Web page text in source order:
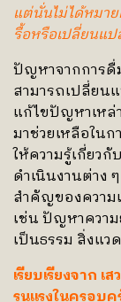
แต่นั่นไม่ได้หมา
รื้อหรือเปลี่ยนแป
ปัญหาจากการ
สามารถเปลี่ยน
แก้ไขปัญหาเหล่
มาช่วยเหลือใน
ให้ความรู้เกี่ยว
ดำเนินงานต่าง
สำคัญของความ
เช่น ปัญหาควา
เป็นธรรม สิ่งแว
เรียบเรียงจาก
รุนแรงในครอบ